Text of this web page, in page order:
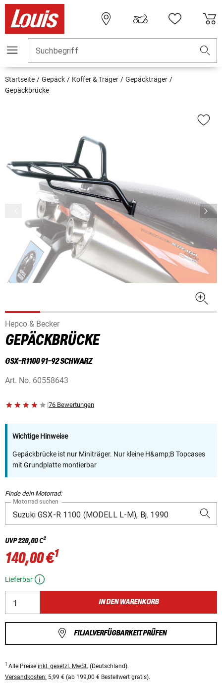
Suchbegriff
Startseite Gepäck Koffer & Träger
Gepäckträger
Gepäckbrücke
Hepco & Becker
GEPÄCKBRÜCKE
GSX-R1100 91-92 SCHWARZ
Art. No. 60558643
|76 Bewertungen
Wichtige Hinweise
Gepäckbrücke ist nur Miniträger. Nur kleine H&amp;B Topcases
mit Grundplatte montierbar
Finde dein Motorrad:
Motorrad suchen
UVP220,00 €2
140,00 €1
Lieferbar
IN DEN WARENKORB
FILIALVERFÜGBARKEIT PRÜFEN
1 Alle Preise inkl. gesetzl. MwSt. (Deutschland).
Versandkosten: 5,99 € (ab 199,00 € Bestellwert gratis).